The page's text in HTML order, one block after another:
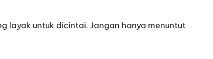
layak untuk dicintai. Jangan hanya menuntut